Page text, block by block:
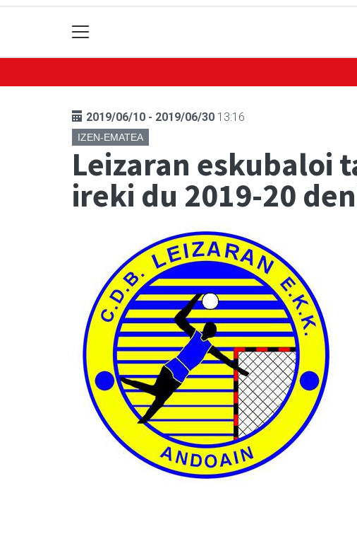
2019/06/10 - 2019/06/30 13:16
IZEN-EMATEA
Leizaran eskubaloi
ireki du 2019-20